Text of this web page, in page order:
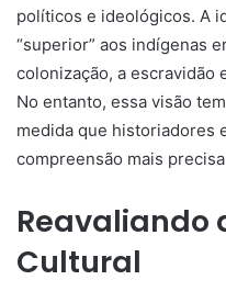
políticos e ideológicos. A
“superior” aos indígenas
colonização, a escravidão
No entanto, essa visão
medida que historiadores
compreensão mais
Reavaliando
Cultural